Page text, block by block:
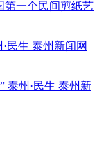
第一个民间剪纸艺
民生 泰州新闻网
泰州·民生 泰州新